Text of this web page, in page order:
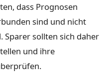
dass Prognosen
sind und nicht
Sparer sollten sich daher
und ihre